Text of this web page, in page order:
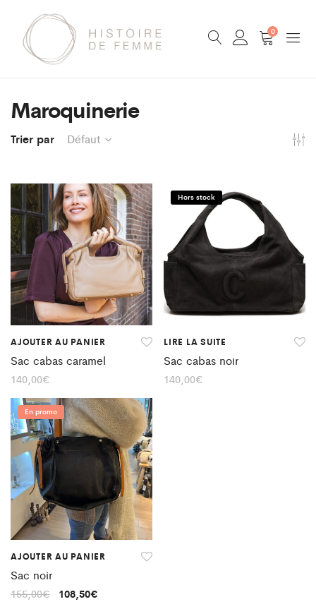
0
Maroquinerie
Trier par Défaut
AJOUTER AU PANIER
Sac cabas caramel
140,00€
Hors stock
LIRE LA SUITE
Sac cabas noir
140,00€
En promo
AJOUTER AU PANIER
Sac noir
155,00€ 108,50€